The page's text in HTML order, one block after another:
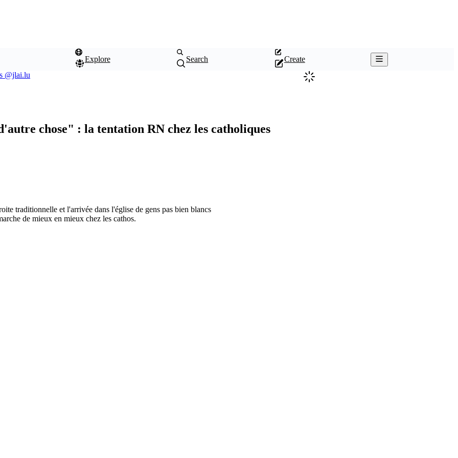
Explore Search Create
Color
@jlai.lu
chose" : la tentation RN chez les catholiques
traditionnelle et l'arrivée dans l'église de gens pas bien blancs
de mieux en mieux chez les cathos.